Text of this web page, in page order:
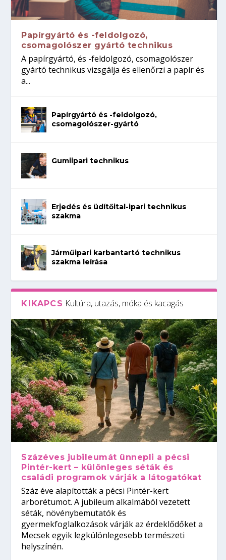
Papírgyártó és -feldolgozó,
csomagolószer gyártó technikus
A papírgyártó, és -feldolgozó, csomagolószer
gyártó technikus vizsgálja és ellenőrzi a papír és
a...
Papírgyártó és -feldolgozó,
csomagolószer-gyártó
Gumiipari technikus
Erjedés és üdítőital-ipari technikus
szakma
Járműipari karbantartó technikus
szakma leírása
KIKAPCS Kultúra, utazás, móka és kacagás
Százéves jubileumát ünnepli a pécsi
Pintér-kert – különleges séták és
családi programok várják a látogatókat
Száz éve alapították a pécsi Pintér-kert
arborétumot. A jubileum alkalmából vezetett
séták, növénybemutatók és
gyermekfoglalkozások várják az érdeklődőket a
Mecsek egyik legkülönlegesebb természeti
helyszínén.